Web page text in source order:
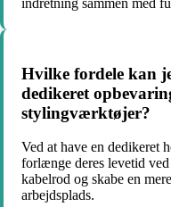
Hvilke fordele kan
dedikeret
stylingværktøjer?
Ved at have en dedikeret
forlænge deres levetid
kabelrod og skabe en
arbejdsplads.